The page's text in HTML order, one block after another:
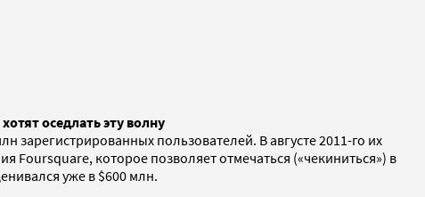
оседлать эту волну
зарегистрированных пользователей. В августе 2011-го их
которое позволяет отмечаться («чекиниться») в
уже в $600 млн.